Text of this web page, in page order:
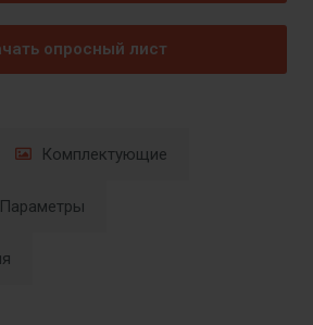
опросный лист
Комплектующие